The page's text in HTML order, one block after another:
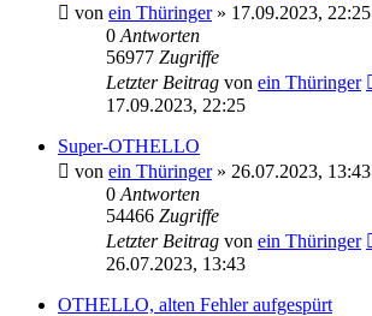
von ein Thüringer» 17.09.2023, 22:25
0 Antworten
56977 Zugriffe
Letzter Beitrag von ein Thüringer
17.09.2023, 22:25
Super-OTHELLO
von ein Thüringer» 26.07.2023, 13:43
0 Antworten
54466 Zugriffe
Letzter Beitrag von ein Thüringer
26.07.2023, 13:43
OTHELLO, alten Fehler aufgespürt